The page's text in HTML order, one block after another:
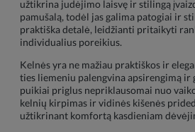
užtikrina judėjimo laisvę ir stilingą
pamušalą, todėl jas galima patogiai ir
praktiška detalė, leidžianti pritaikyti
individualius poreikius.
Kelnės yra ne mažiau praktiškos ir
ties liemeniu palengvina apsirengimą ir
puikiai priglus nepriklausomai nuo
kelnių kirpimas ir vidinės kišenės
užtikrinant komfortą kasdieniam